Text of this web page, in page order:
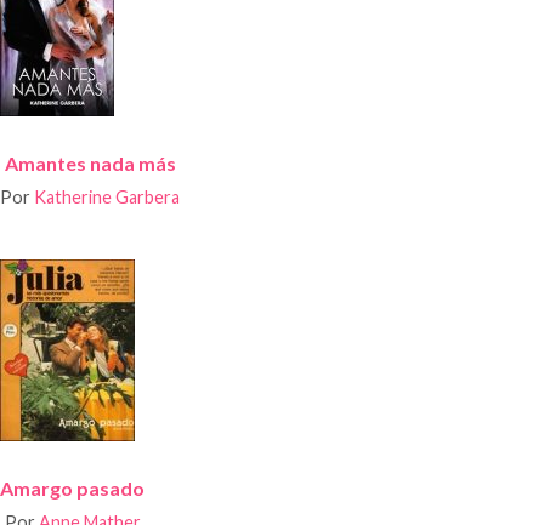
Amantes nada más
Por Katherine Garbera
Amargo pasado